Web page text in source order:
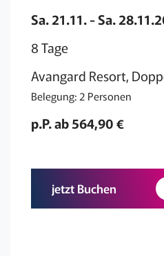
Sa. 21.11. - Sa.
8 Tage
Avangard Resort,
Belegung: 2 Personen
p.P. ab 564,90 €
jetzt Buchen